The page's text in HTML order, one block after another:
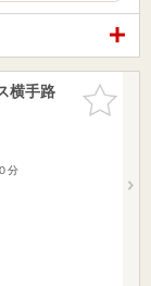
お気に入
りに追加
横手路
分